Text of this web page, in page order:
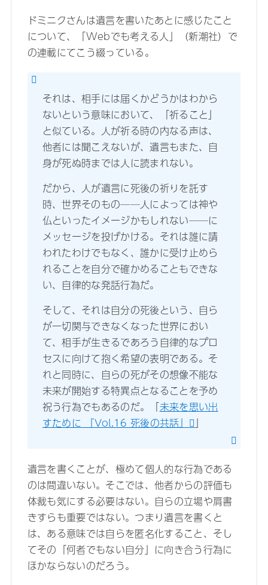
ドミニクさんは遺言を書いたあとに感じたこと
について、「Webでも考える人」（新潮社）で
の連載にてこう綴っている。
それは、相手には届くかどうかはわから
ないという意味において、「祈ること」
と似ている。人が祈る時の内なる声は、
他者には聞こえないが、遺言もまた、自
身が死ぬ時までは人に読まれない。
だから、人が遺言に死後の祈りを託す
時、世界そのもの──人によっては神や
仏といったイメージかもしれない──に
メッセージを投げかける。それは誰に請
われたわけでもなく、誰かに受け止めら
れることを自分で確かめることもできな
い、自律的な発話行為だ。
そして、それは自分の死後という、自ら
が一切関与できなくなった世界におい
て、相手が生きるであろう自律的なプロ
セスに向けて抱く希望の表明である。そ
れと同時に、自らの死がその想像不能な
未来が開始する特異点となることを予め
祝う行為でもあるのだ。「未来を思い出
すために 『Vol.16 死後の共話』
」
遺言を書くことが、極めて個人的な行為である
のは間違いない。そこでは、他者からの評価も
体裁も気にする必要はない。自らの立場や肩書
きすらも重要ではない。つまり遺言を書くと
は、ある意味では自らを匿名化すること、そし
てその「何者でもない自分」に向き合う行為に
ほかならないのだろう。